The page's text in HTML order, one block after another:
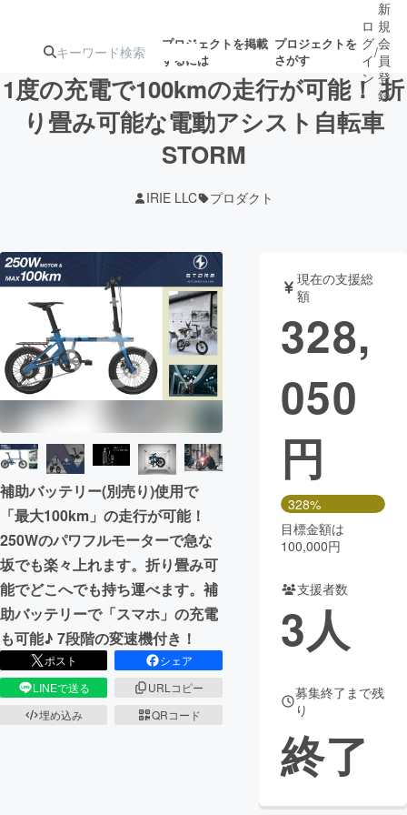
プロジェクトを掲載
するには
プロジェクトを
さがす
注目の新着プロ募集終了が近いプ
テクノロジー・ガジェット
映像・映画 書籍・雑誌
ビジネス・起業 チャレンジ
まちづくり・地域活性化
CAMPFIRE for Social Good
CAMPFIRE Creation
CAMPFIREふるさと納税
コミュニティ
ロ
グ
イ
ン
/
新
規
会
員
登
録
1度の充電で100kmの走行が可能！ 折
り畳み可能な電動アシスト自転車
STORM
IRIE LLC プロダクト
補助バッテリー(別売り)使用で
「最大100km」の走行が可能！
250Wのパワフルモーターで急な
坂でも楽々上れます。折り畳み可
能でどこへでも持ち運べます。補
助バッテリーで「スマホ」の充電
も可能♪ 7段階の変速機付き！
ポスト
シェア
LINEで送る
URLコピー
埋め込み
QRコード
現在の支援総
額
328,
050
円
328%
目標金額は
100,000円
支援者数
3人
募集終了まで残
り
終了